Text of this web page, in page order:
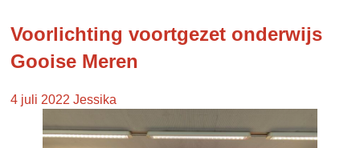
Voorlichting voortgezet onderwijs
Gooise Meren
4 juli 2022 Jessika